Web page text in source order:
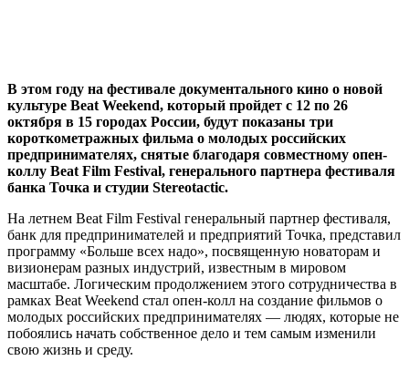
В этом году на фестивале документального кино о новой
культуре Beat Weekend, который пройдет с 12 по 26
октября в 15 городах России, будут показаны три
короткометражных фильма о молодых российских
предпринимателях, снятые благодаря совместному опен-
коллу Beat Film Festival, генерального партнера фестиваля
банка Точка и студии Stereotactic.
На летнем Beat Film Festival генеральный партнер фестиваля,
банк для предпринимателей и предприятий Точка, представил
программу «Больше всех надо», посвященную новаторам и
визионерам разных индустрий, известным в мировом
масштабе. Логическим продолжением этого сотрудничества в
рамках Beat Weekend стал опен-колл на создание фильмов о
молодых российских предпринимателях — людях, которые не
побоялись начать собственное дело и тем самым изменили
свою жизнь и среду.